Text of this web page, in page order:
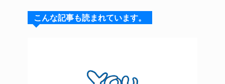
s
k
a
d
e
b
k
e
st
こんな記事も読まれています。